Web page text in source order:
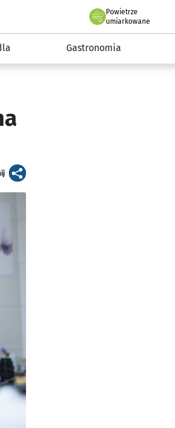
Powietrze
we Wrocławiu
umiarkowane
Gastronomia
artykuł